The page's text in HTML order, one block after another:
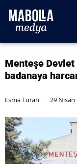
Menteşe
badanaya
Esma Turan 29 Nisan